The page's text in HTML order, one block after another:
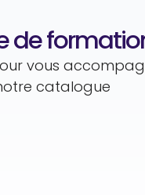
de
vous
catalogue